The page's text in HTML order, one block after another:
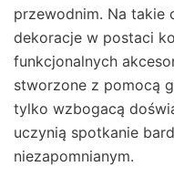
przewodnim. Na takie
dekoracje w postaci
funkcjonalnych
stworzone z pomocą
tylko wzbogacą
uczynią spotkanie
niezapomnianym.